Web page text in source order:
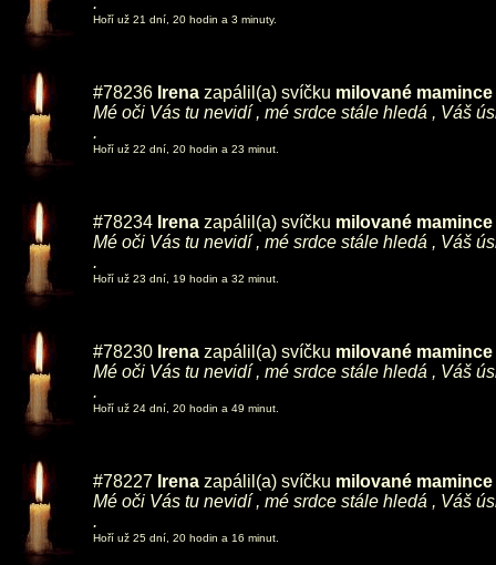
Hoří už 21 dní, 20 hodin a 3 minuty.
#78236 Irena zapálil(a) svíčku milované
Mé oči Vás tu nevidí , mé srdce stále hledá , Váš
.
Hoří už 22 dní, 20 hodin a 23 minut.
#78234 Irena zapálil(a) svíčku milované
Mé oči Vás tu nevidí , mé srdce stále hledá , Váš
.
Hoří už 23 dní, 19 hodin a 32 minut.
#78230 Irena zapálil(a) svíčku milované
Mé oči Vás tu nevidí , mé srdce stále hledá , Váš
.
Hoří už 24 dní, 20 hodin a 49 minut.
#78227 Irena zapálil(a) svíčku milované
Mé oči Vás tu nevidí , mé srdce stále hledá , Váš
.
Hoří už 25 dní, 20 hodin a 16 minut.